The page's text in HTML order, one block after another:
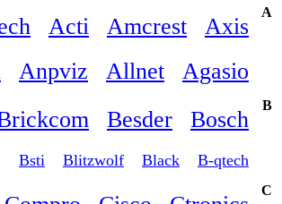
A
Axis
Amcrest
Acti
Agasio
Allnet
Anpviz
B
Bosch
Besder
B-qtech
Black
Blitzwolf
Bsti
C